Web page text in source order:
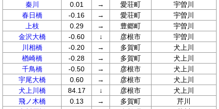
秦川
0.01 → 愛荘町
宇曽川
春日橋
-0.16 → 愛荘町
宇曽川
上枝
0.29 → 豊郷町
宇曽川
金沢大橋
-0.60 ↓ 彦根市
宇曽川
川相橋
-0.20 → 多賀町
犬上川
楢崎橋
-0.28 → 多賀町
犬上川
千鳥橋
-0.50 → 彦根市
犬上川
宇尾大橋
0.60 → 彦根市
犬上川
犬上川橋
84.17 ↓ 彦根市
犬上川
飛ノ木橋
0.13 → 多賀町
芹川